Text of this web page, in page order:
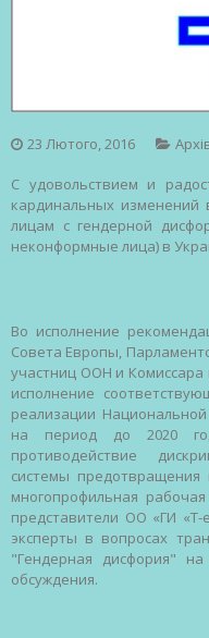
23 Лютого, 2016
С удовольствием и
кардинальных изменений
лицам с гендерной
неконформные лица) в
Во исполнение
Совета Европы,
участниц ООН и Комиссара
исполнение
реализации Национальной
на
период до 2020
противодействие
системы предотвращения
многопрофильная рабочая
представители ОО «ГИ «Т-
эксперты в вопросах
"Гендерная дисфория" на
обсуждения.